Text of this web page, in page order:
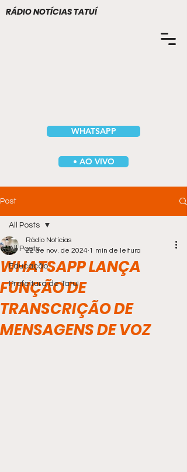
WHATSAPP
RÁDIO NOTÍCIAS TATUÍ
• AO VIVO
Post
All Posts
Educação
Prefeitura de Tatuí
All Posts
WHATSAPP LANÇA
FUNÇÃO DE
TRANSCRIÇÃO DE
MENSAGENS DE VOZ
Rádio Notícias
22 de nov. de 2024 1 min de leitura